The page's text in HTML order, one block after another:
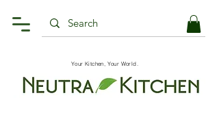
Your Kitchen, Your World.